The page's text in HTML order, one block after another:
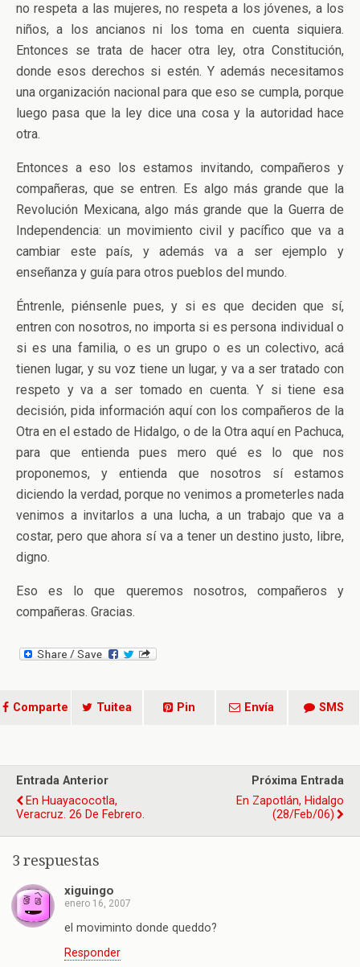
no respeta a las mujeres, no respeta a los jóvenes, a los
niños, a los ancianos ni los toma en cuenta siquiera.
Entonces se trata de hacer otra ley, otra Constitución,
donde esos derechos si estén. Y además necesitamos
una organización nacional para que eso se cumpla, porque
luego pasa que la ley dice una cosa y la autoridad hace
otra.
Entonces a eso los estamos invitando, compañeros y
compañeras, que se entren. Es algo más grande que la
Revolución Mexicana, algo más grande que la Guerra de
Independencia: un movimiento civil y pacífico que va a
cambiar este país, y además va a ser ejemplo y
enseñanza y guía para otros pueblos del mundo.
Éntrenle, piénsenle pues, y si es que deciden que sí,
entren con nosotros, no importa si es persona individual o
si es una familia, o es un grupo o es un colectivo, acá
tienen lugar, y su voz tiene un lugar, y va a ser tratado con
respeto y va a ser tomado en cuenta. Y si tiene esa
decisión, pida información aquí con los compañeros de la
Otra en el estado de Hidalgo, o de la Otra aquí en Pachuca,
para que entienda pues mero qué es lo que nos
proponemos, y entienda que nosotros sí estamos
diciendo la verdad, porque no venimos a prometerles nada
venimos a invitarlos a una lucha, a un trabajo que va a
costar, pero que ahora sí va a tener un destino justo, libre,
digno.
Eso es lo que queremos nosotros, compañeros y
compañeras. Gracias.
Comparte Tuitea Pin Envía SMS
Entrada Anterior
En Huayacocotla,
Veracruz. 26 De Febrero.
Próxima Entrada
En Zapotlán, Hidalgo
(28/feb/06)
3 respuestas
xiguingo
enero 16, 2007
el moviminto donde queddo?
Responder